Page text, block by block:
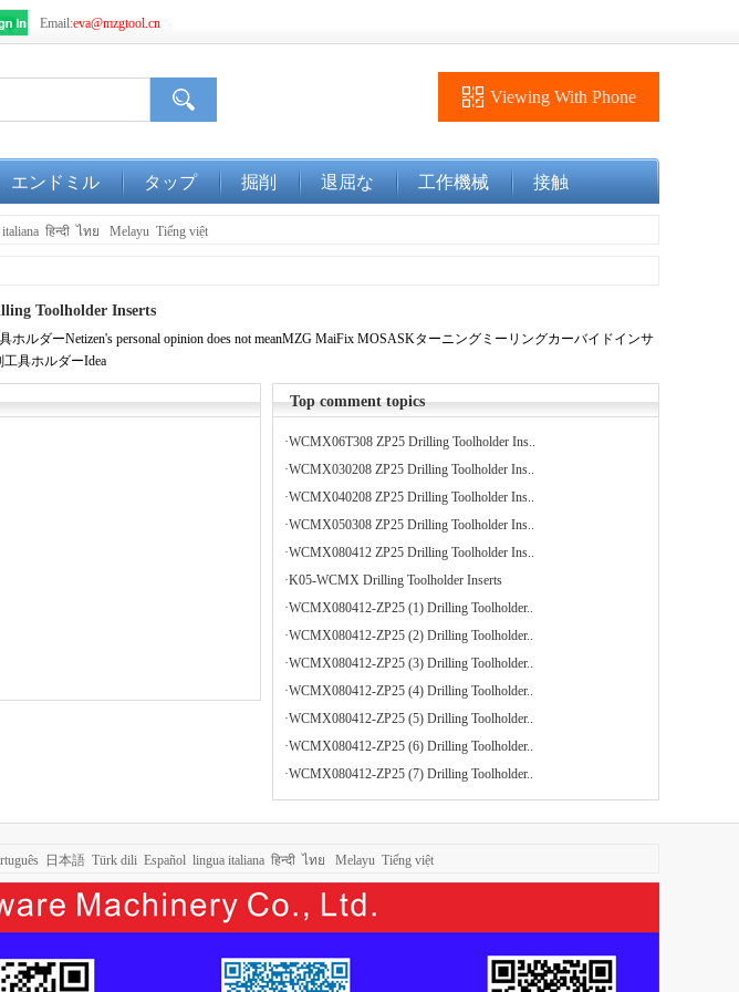
Email:eva@mzgtool.cn
Viewing With Phone
エンドミル タップ 掘削 退屈な 工作機械 接触
हिन्दी ไทย Melayu Tiếng việt
Toolholder Inserts
ルダーNetizen's personal opinion does not meanMZG MaiFix MOSASKターニングミーリングカーバイドインサ
具ホルダーIdea
Top comment topics
·WCMX06T308 ZP25 Drilling Toolholder Ins..
·WCMX030208 ZP25 Drilling Toolholder Ins..
·WCMX040208 ZP25 Drilling Toolholder Ins..
·WCMX050308 ZP25 Drilling Toolholder Ins..
·WCMX080412 ZP25 Drilling Toolholder Ins..
·K05-WCMX Drilling Toolholder Inserts
·WCMX080412-ZP25 (1) Drilling Toolholder..
·WCMX080412-ZP25 (2) Drilling Toolholder..
·WCMX080412-ZP25 (3) Drilling Toolholder..
·WCMX080412-ZP25 (4) Drilling Toolholder..
·WCMX080412-ZP25 (5) Drilling Toolholder..
·WCMX080412-ZP25 (6) Drilling Toolholder..
·WCMX080412-ZP25 (7) Drilling Toolholder..
日本語 Türk dili Español lingua italiana हिन्दी ไทย Melayu Tiếng việt